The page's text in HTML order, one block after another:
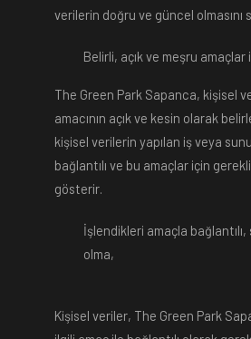
verilerin doğru ve güncel olmasını
Belirli, açık ve meşru amaçlar
The Green Park Sapanca, kişisel
amacının açık ve kesin olarak
kişisel verilerin yapılan iş veya
bağlantılı ve bu amaçlar için
gösterir.
İşlendikleri amaçla bağlantılı,
olma,
Kişisel veriler, The Green Park